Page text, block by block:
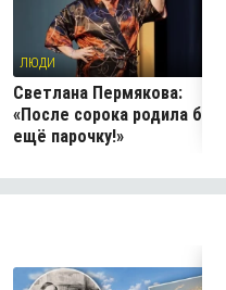
ЛЮДИ
Светлана Пермякова:
«После сорока родила бы
ещё парочку!»